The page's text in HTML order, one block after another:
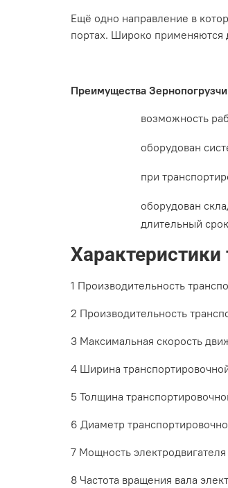
Ещё одно направление в
портах. Широко применяются
Преимущества
возможность
оборудован
при
оборудован
длительный
Характеристики
1 Производительность
2 Производительность
3 Максимальная скорость
4 Ширина
5 Толщина
6 Диаметр
7 Мощность электродвигателя
8 Частота вращения вала